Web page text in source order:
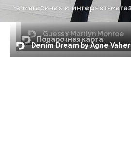
Denim Dream by Agne Vaher
Подарочная карта
Guess x Marilyn Monroe